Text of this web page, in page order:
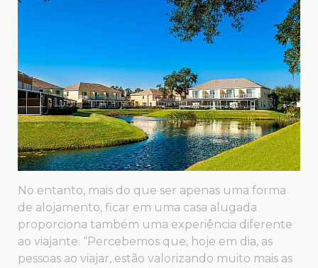
No entanto, mais do que ser apenas uma forma
de alojamento, ficar em uma casa alugada
proporciona também uma experiência diferente
ao viajante. “Percebemos que, hoje em dia, as
pessoas ao viajar, estão valorizando muito mais as